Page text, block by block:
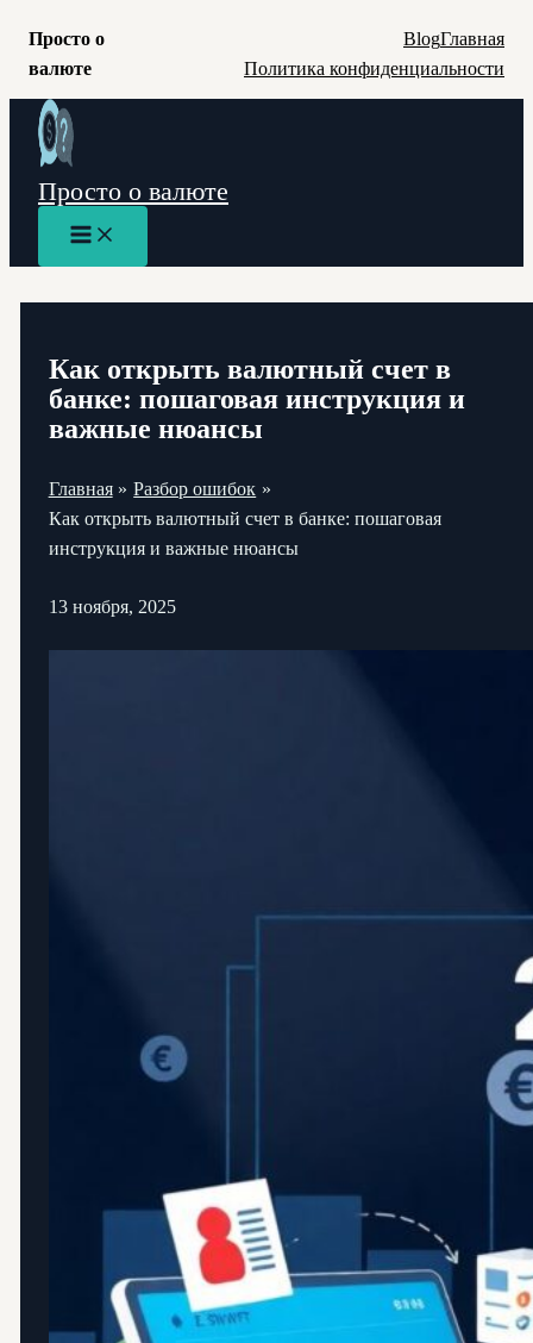
Просто о
валюте
BlogГлавная
Политика конфиденциальности
Перейти
содержимому
Просто о валюте
Main
Menu
Как открыть валютный счет в
банке: пошаговая инструкция и
важные нюансы
Главная
Разбор ошибок
Как открыть валютный счет в банке: пошаговая
инструкция и важные нюансы
13 ноября, 2025